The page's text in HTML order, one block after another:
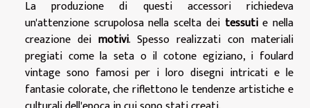
La produzione di questi accessori richiedeva
un'attenzione scrupolosa nella scelta dei tessutie nella
creazione dei motivi. Spesso realizzati con materiali
pregiati come la seta o il cotone egiziano, i foulard
vintage sono famosi per i loro disegni intricati e le
fantasie colorate, che riflettono le tendenze artistiche e